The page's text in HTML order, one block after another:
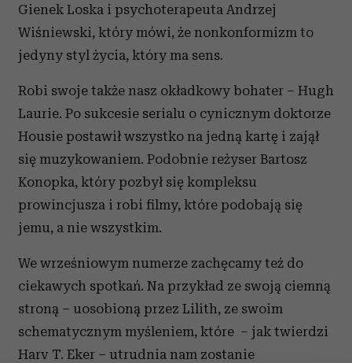
Gienek Loska i psychoterapeuta Andrzej
Wiśniewski, który mówi, że nonkonformizm to
jedyny styl życia, który ma sens.
Robi swoje także nasz okładkowy bohater – Hugh
Laurie. Po sukcesie serialu o cynicznym doktorze
Housie postawił wszystko na jedną kartę i zajął
się muzykowaniem. Podobnie reżyser Bartosz
Konopka, który pozbył się kompleksu
prowincjusza i robi filmy, które podobają się
jemu, a nie wszystkim.
We wrześniowym numerze zachęcamy też do
ciekawych spotkań. Na przykład ze swoją ciemną
stroną – uosobioną przez Lilith, ze swoim
schematycznym myśleniem, które – jak twierdzi
Harv T. Eker – utrudnia nam zostanie